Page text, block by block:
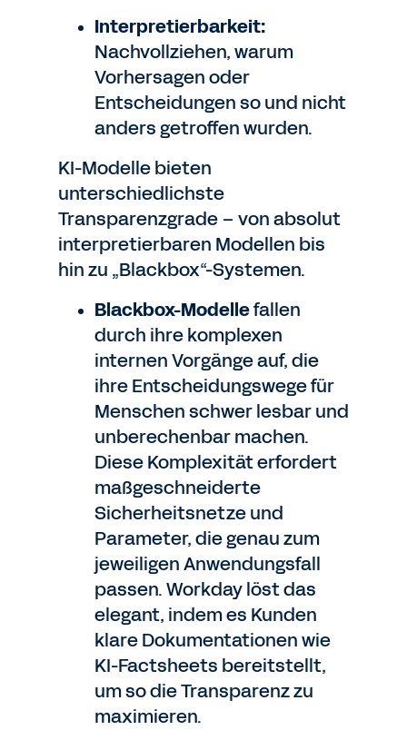
Interpretierbarkeit:
Nachvollziehen, warum
Vorhersagen oder
Entscheidungen so und nicht
anders getroffen wurden.
KI-Modelle bieten
unterschiedlichste
Transparenzgrade – von absolut
interpretierbaren Modellen bis
hin zu „Blackbox“-Systemen.
Blackbox-Modellefallen
durch ihre komplexen
internen Vorgänge auf, die
ihre Entscheidungswege für
Menschen schwer lesbar und
unberechenbar machen.
Diese Komplexität erfordert
maßgeschneiderte
Sicherheitsnetze und
Parameter, die genau zum
jeweiligen Anwendungsfall
passen. Workday löst das
elegant, indem es Kunden
klare Dokumentationen wie
KI-Factsheets bereitstellt,
um so die Transparenz zu
maximieren.